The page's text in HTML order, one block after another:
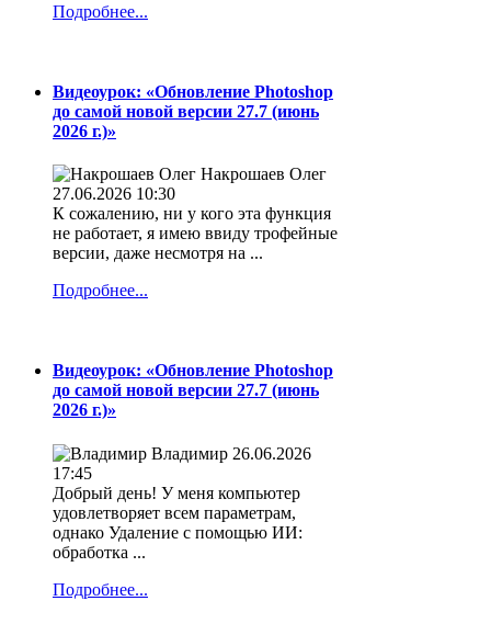
Подробнее...
Видеоурок: «Обновление Photoshop
до самой новой версии 27.7 (июнь
2026 г.)»
Накрошаев Олег
27.06.2026 10:30
К сожалению, ни у кого эта функция
не работает, я имею ввиду трофейные
версии, даже несмотря на ...
Подробнее...
Видеоурок: «Обновление Photoshop
до самой новой версии 27.7 (июнь
2026 г.)»
Владимир 26.06.2026
17:45
Добрый день! У меня компьютер
удовлетворяет всем параметрам,
однако Удаление с помощью ИИ:
обработка ...
Подробнее...